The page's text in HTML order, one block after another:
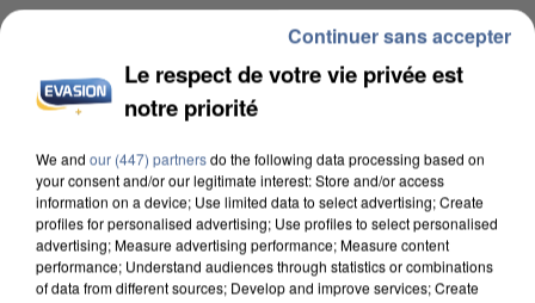
Bertrand Loppin
LES ARTICLES LES PLUS VUS
Le respect de votre vie privée est
notre priorité
We and our (447) partnersdo the following data processing based on
your consent and/or our legitimate interest: Store and/or access
information on a device; Use limited data to select advertising; Create
profiles for personalised advertising; Use profiles to select personalised
advertising; Measure advertising performance; Measure content
performance; Understand audiences through statistics or combinations
of data from different sources; Develop and improve services; Create
Continuer sans accepter